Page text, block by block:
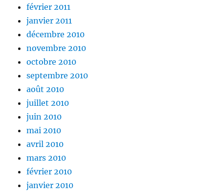
février 2011
janvier 2011
décembre 2010
novembre 2010
octobre 2010
septembre 2010
août 2010
juillet 2010
juin 2010
mai 2010
avril 2010
mars 2010
février 2010
janvier 2010